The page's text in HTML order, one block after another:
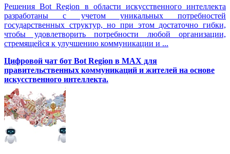
Решения Вot Region в области искусственного интеллекта
разработаны с учетом уникальных потребностей
государственных структур, но при этом достаточно гибки,
чтобы удовлетворить потребности любой организации,
стремящейся к улучшению коммуникации и ...
Цифровой чат бот Вot Region в MAX для
правительственных коммуникаций и жителей на основе
искусственного интеллекта.